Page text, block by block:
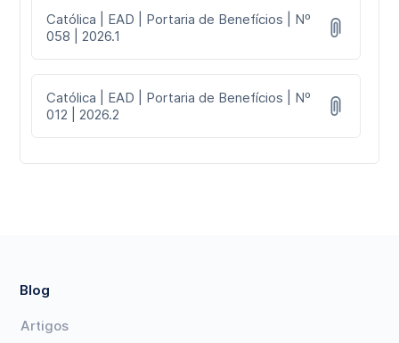
Católica | EAD | Portaria de Benefícios | Nº
058 | 2026.1
Católica | EAD | Portaria de Benefícios | Nº
012 | 2026.2
Blog
Artigos